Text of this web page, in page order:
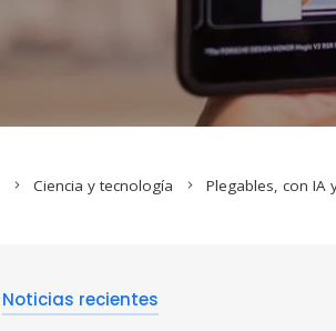
Ciencia y tecnología Plegables, con IA
Noticias recientes